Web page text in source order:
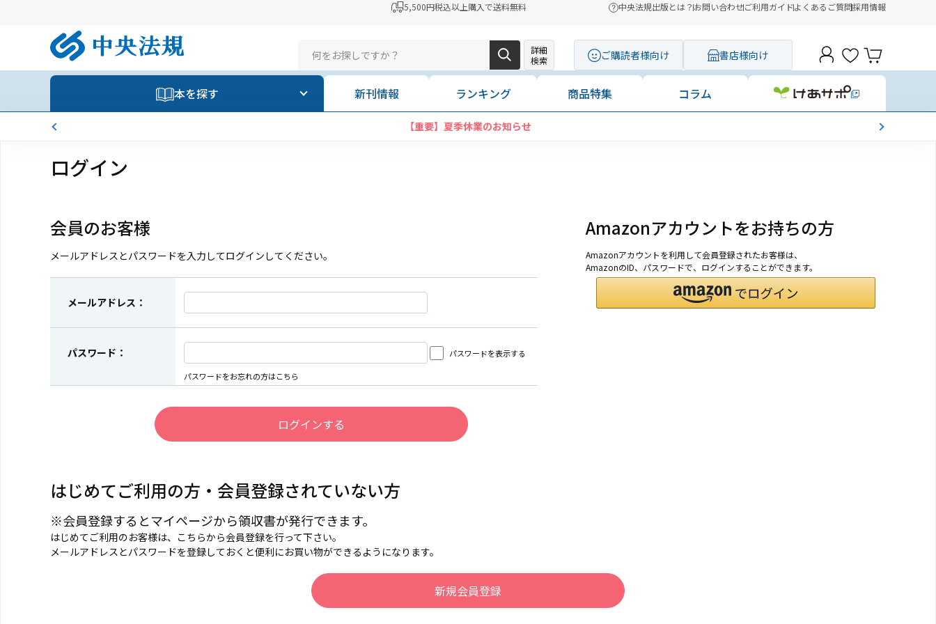
5,500円税込以上購入で送料無料 中央法規出版とは？お問い合わせご利用ガイドよくあるご質問採用情報
詳細
検索
ご購読者様向け 書店様向け
本を探す 新刊情報 ランキング 商品特集 コラム
【重要】夏季休業のお知らせ
ログイン
会員のお客様
メールアドレスとパスワードを入力してログインしてください。
メールアドレス：
パスワード： パスワードを表示する
パスワードをお忘れの方はこちら
Amazonアカウントをお持ちの方
Amazonアカウントを利用して会員登録されたお客様は、
AmazonのID、パスワードで、ログインすることができます。
はじめてご利用の方・会員登録されていない方
※会員登録するとマイページから領収書が発行できます。
はじめてご利用のお客様は、こちらから会員登録を行って下さい。
メールアドレスとパスワードを登録しておくと便利にお買い物ができるようになります。